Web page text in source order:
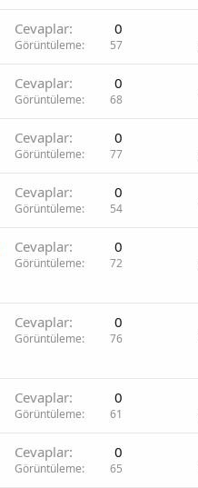
Cevaplar 0
Görüntüleme 57
Cevaplar 0
Görüntüleme 68
Cevaplar 0
Görüntüleme 77
Cevaplar 0
Görüntüleme 54
Cevaplar 0
Görüntüleme 72
Cevaplar 0
Görüntüleme 76
Cevaplar 0
Görüntüleme 61
Cevaplar 0
Görüntüleme 65